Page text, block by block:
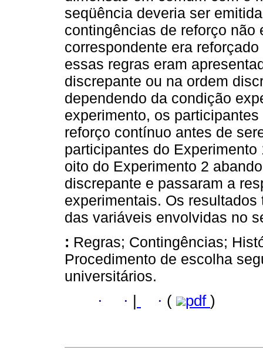
seqüência deveria ser
contingências de reforço não
correspondente era
essas regras eram
discrepante ou na ordem
dependendo da condição
experimento, os
reforço contínuo antes de
participantes do
oito do Experimento 2
discrepante e passaram a
experimentais. Os
das variáveis envolvidas no
: Regras; Contingências;
Procedimento de escolha
universitários.
· · · ( pdf )